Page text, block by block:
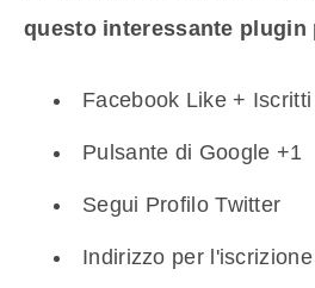
questo interessante plugin
Facebook Like + Iscritti
Pulsante di Google +1
Segui Profilo Twitter
Indirizzo per